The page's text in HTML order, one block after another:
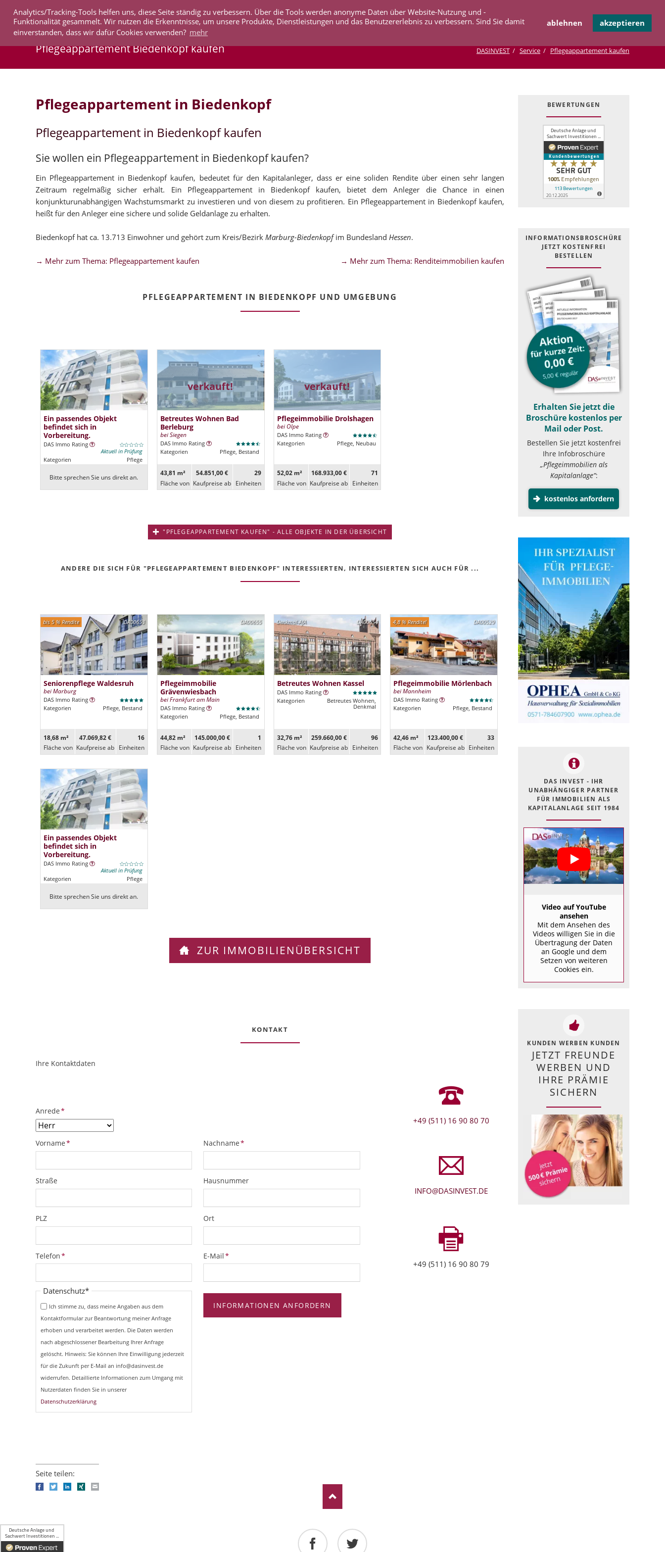
Analytics/Tracking-Tools helfen uns, diese Seite ständig zu verbessern. Über die Tools werden anonyme Daten über Website-Nutzung und -
Funktionalität gesammelt. Wir nutzen die Erkenntnisse, um unsere Produkte, Dienstleistungen und das Benutzererlebnis zu verbessern. Sind Sie damit
einverstanden, dass wir dafür Cookies verwenden? mehr
ablehnen akzeptieren
überspringen
IMMOBILIEN AKTUELLES UNTERNEHMEN SERVICE KOOPERATION KONTAKT
Pflegeappartement Biedenkopf kaufen DASINVEST Service Pflegeappartement kaufen
Pflegeappartement in Biedenkopf
Pflegeappartement in Biedenkopf kaufen
Sie wollen ein Pflegeappartement in Biedenkopf kaufen?
Ein Pflegeappartement in Biedenkopf kaufen, bedeutet für den Kapitalanleger, dass er eine soliden Rendite über einen sehr langen
Zeitraum regelmäßig sicher erhält. Ein Pflegeappartement in Biedenkopf kaufen, bietet dem Anleger die Chance in einen
konjunkturunabhängigen Wachstumsmarkt zu investieren und von diesem zu profitieren. Ein Pflegeappartement in Biedenkopf kaufen,
heißt für den Anleger eine sichere und solide Geldanlage zu erhalten.
Biedenkopf hat ca. 13.713 Einwohner und gehört zum Kreis/Bezirk Marburg-Biedenkopfim Bundesland Hessen.
→ Mehr zum Thema: Pflegeappartement kaufen → Mehr zum Thema: Renditeimmobilien kaufen
PFLEGEAPPARTEMENT IN BIEDENKOPF UND UMGEBUNG
Ein passendes Objekt
befindet sich in
Vorbereitung.
DAS Immo Rating
Aktuell in Prüfung
Kategorien
Pflege
Bitte sprechen Sie uns direkt an.
verkauft!
Betreutes Wohnen Bad
Berleburg
bei Siegen
DAS Immo Rating
Kategorien
Pflege, Bestand
43,81 m²
Fläche von
54.851,00 €
Kaufpreise ab
29
Ein­heiten
verkauft!
Pflegeimmobilie Drolshagen
bei Olpe
DAS Immo Rating
Kategorien
Pflege, Neubau
52,02 m²
Fläche von
168.933,00 €
Kaufpreise ab
71
Ein­heiten
"PFLEGEAPPARTEMENT KAUFEN" - ALLE OBJEKTE IN DER ÜBERSICHT
ANDERE DIE SICH FÜR "PFLEGEAPPARTEMENT BIEDENKOPF" INTERESSIERTEN, INTERESSIERTEN SICH AUCH FÜR ...
DA00653
bis 5 % Rendite
Seniorenpflege Waldesruh
bei Marburg
DAS Immo Rating
Kategorien
Pflege, Bestand
18,68 m²
Fläche von
47.069,82 €
Kaufpreise ab
16
Ein­heiten
DA00655
Pflegeimmobilie
Grävenwiesbach
bei Frankfurt am Main
DAS Immo Rating
Kategorien
Pflege, Bestand
44,82 m²
Fläche von
145.000,00 €
Kaufpreise ab
1
Ein­heiten
DA00654
Denkmal-AfA
Betreutes Wohnen Kassel
DAS Immo Rating
Kategorien
Betreutes Wohnen,
Denkmal
32,76 m²
Fläche von
259.660,00 €
Kaufpreise ab
96
Ein­heiten
DA00529
4,8 % Rendite!
Pflegeimmobilie Mörlenbach
bei Mannheim
DAS Immo Rating
Kategorien
Pflege, Bestand
42,46 m²
Fläche von
123.400,00 €
Kaufpreise ab
33
Ein­heiten
Ein passendes Objekt
befindet sich in
Vorbereitung.
DAS Immo Rating
Aktuell in Prüfung
Kategorien
Pflege
Bitte sprechen Sie uns direkt an.
ZUR IMMOBILIENÜBERSICHT
KONTAKT
ObjektPlatzhalter
URL
Ihre Kontaktdaten
Pflichtfeld
Anrede*
Pflichtfeld
Vorname* Pflichtfeld
Nachname*
Straße Hausnummer
PLZ Ort
Pflichtfeld
Telefon* Pflichtfeld
E-Mail*
Pflichtfeld
Datenschutz*
Ich stimme zu, dass meine Angaben aus dem
Kontaktformular zur Beantwortung meiner Anfrage
erhoben und verarbeitet werden. Die Daten werden
nach abgeschlossener Bearbeitung Ihrer Anfrage
gelöscht. Hinweis: Sie können Ihre Einwilligung jederzeit
für die Zukunft per E-Mail an info@dasinvest.de
widerrufen. Detaillierte Informationen zum Umgang mit
Nutzerdaten finden Sie in unserer
Datenschutzerklärung
INFORMATIONEN ANFORDERN
+49 (511) 16 90 80 70
INFO@DASINVEST.DE
+49 (511) 16 90 80 79
BEWERTUNGEN
INFOR­MATIONS­BROSCHÜRE
JETZT KOSTEN­FREI
BESTELLEN
Erhalten Sie jetzt die
Broschüre kostenlos per
Mail oder Post.
Bestellen Sie jetzt kostenfrei
Ihre Infobroschüre
„Pflegeimmobilien als
Kapitalanlage”:
kostenlos anfordern
DAS INVEST - IHR
UNABHÄNGIGER PARTNER
FÜR IMMOBILIEN ALS
KAPITALANLAGE SEIT 1984
Video auf YouTube
ansehen
Mit dem Ansehen des
Videos willigen Sie in die
Übertragung der Daten
an Google und dem
Setzen von weiteren
Cookies ein.
KUNDEN WERBEN KUNDEN
JETZT FREUNDE
WERBEN UND
IHRE PRÄMIE
SICHERN
Seite teilen:
FacebookTwitterLinkedIn
Xing